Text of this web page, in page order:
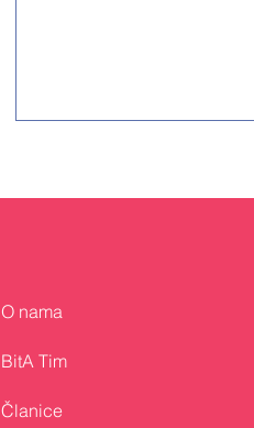
predstavljena na GITEX
O nama
BitA Tim
Članice